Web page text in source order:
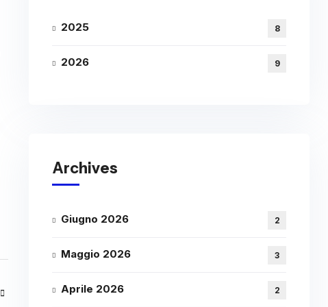
2025 8
2026 9
Archives
Giugno 2026 2
Maggio 2026 3
Aprile 2026 2